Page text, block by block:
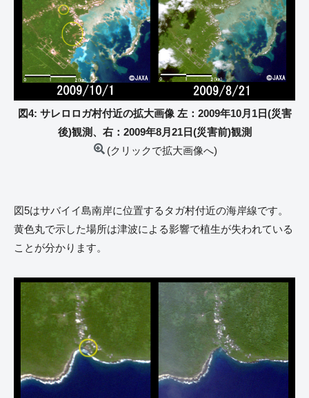
図4: サレロロガ村付近の拡大画像 左：2009年10月1日(災害
後)観測、右：2009年8月21日(災害前)観測
(クリックで拡大画像へ)
図5はサバイイ島南岸に位置するタガ村付近の海岸線です。
黄色丸で示した場所は津波による影響で植生が失われている
ことが分かります。